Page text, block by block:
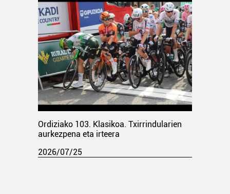
Ordiziako 103. Klasikoa. Txirrindularien
aurkezpena eta irteera
2026/07/25